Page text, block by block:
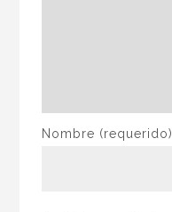
Nombre (requerido)